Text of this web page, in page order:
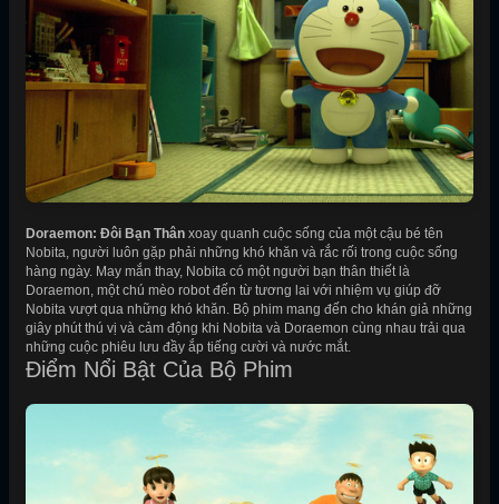
Doraemon: Đôi Bạn Thân xoay quanh cuộc sống của một cậu bé tên
Nobita, người luôn gặp phải những khó khăn và rắc rối trong cuộc sống
hàng ngày. May mắn thay, Nobita có một người bạn thân thiết là
Doraemon, một chú mèo robot đến từ tương lai với nhiệm vụ giúp đỡ
Nobita vượt qua những khó khăn. Bộ phim mang đến cho khán giả những
giây phút thú vị và cảm động khi Nobita và Doraemon cùng nhau trải qua
những cuộc phiêu lưu đầy ắp tiếng cười và nước mắt.
Điểm Nổi Bật Của Bộ Phim